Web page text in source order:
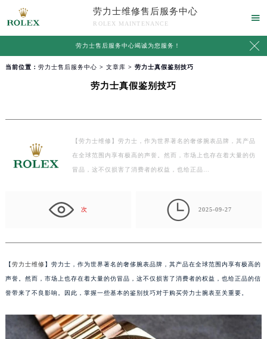
劳力士维修售后服务中心
ROLEX MAINTENANCE

劳力士售后服务中心竭诚为您服务！ 
当前位置： 劳力士售后服务中心 > 文章库 > 劳力士真假鉴别技巧
劳力士真假鉴别技巧
【劳力士维修】劳力士，作为世界著名的奢侈腕表品牌，其产品
在全球范围内享有极高的声誉。然而，市场上也存在着大量的仿
冒品，这不仅损害了消费者的权益，也给正品…
次  2025-09-27
【劳力士维修】劳力士，作为世界著名的奢侈腕表品牌，其产品在全球范围内享有极高的
声誉。然而，市场上也存在着大量的仿冒品，这不仅损害了消费者的权益，也给正品的信
誉带来了不良影响。因此，掌握一些基本的鉴别技巧对于购买劳力士腕表至关重要。